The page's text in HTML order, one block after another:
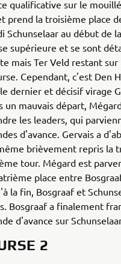
qualificative sur le
prend la troisième place
Schunselaar au début de
supérieure et se sont
mais Ter Veld restant
Cependant, c'est Den
dernier et décisif virage
un mauvais départ,
les leaders, qui
d'avance. Gervais a
brièvement repris la
tour. Mégard est
place entre
la fin, Bosgraaf et
Bosgraaf a finalement
d'avance sur
2